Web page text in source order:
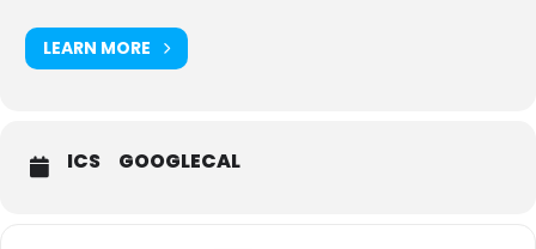
LEARN MORE
ICS GOOGLECAL